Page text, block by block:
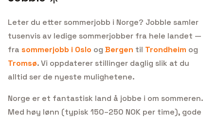
Leter du etter sommerjobb i Norge? Jobble samler
tusenvis av ledige sommerjobber fra hele landet —
fra sommerjobb i Oslo og Bergen til Trondheim og
Tromsø.Vi oppdaterer stillinger daglig slik at du
alltid ser de nyeste mulighetene.
Norge er et fantastisk land å jobbe i om sommeren.
Med høy lønn (typisk 150–250 NOK per time), gode